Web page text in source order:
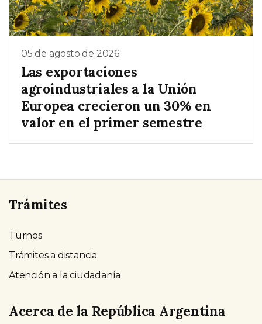
05 de agosto de 2026
Las exportaciones
agroindustriales a la Unión
Europea crecieron un 30% en
valor en el primer semestre
Trámites
Turnos
Trámites a distancia
Atención a la ciudadanía
Acerca de la República Argentina